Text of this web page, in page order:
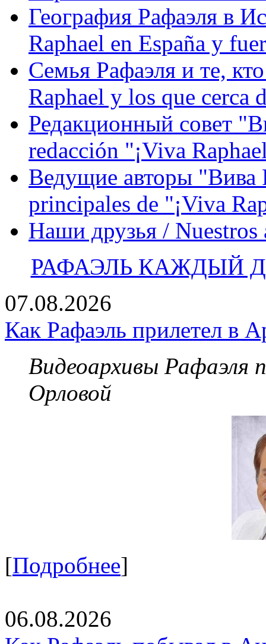
География Рафаэля в
Raphael en España y
Семья Рафаэля и те,
Raphael y los que cerca
Редакционный совет
redacción "¡Viva
Ведущие авторы "Вива
principales de "¡Viva
Наши друзья / Nuestros
РАФАЭЛЬ КАЖДЫЙ
07.08.2026
Как Рафаэль прилетел в
Видеоархивы Рафаэля
Орловой
[Подробнее]
06.08.2026